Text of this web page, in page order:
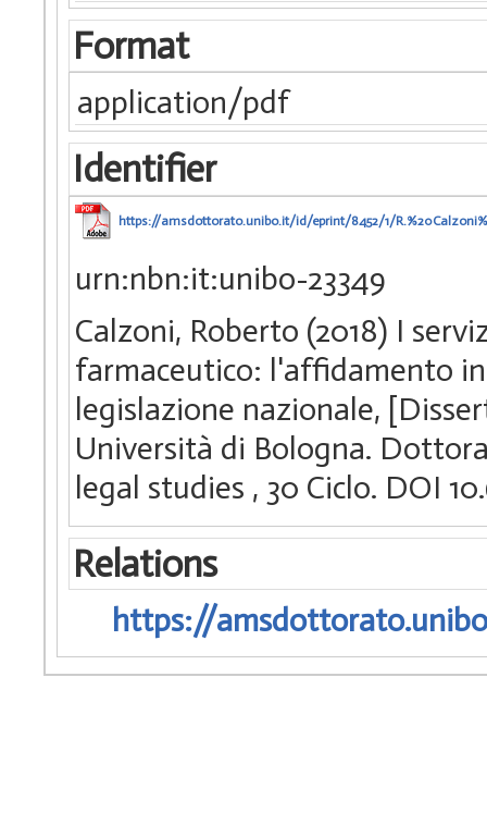
Format
application/pdf
Identifier
https://amsdottorato.unibo.it/id/eprint/8452/1/
urn:nbn:it:unibo-23349
Calzoni, Roberto (2018) I
farmaceutico: l'affidamento
legislazione nazionale,
Università di Bologna.
legal studies , 30 Ciclo. DOI
Relations
https://